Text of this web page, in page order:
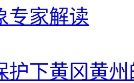
专家解读
护下黄冈黄